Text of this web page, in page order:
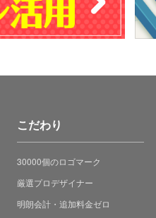
こだわり
30000個のロゴマーク
厳選プロデザイナー
明朗会計・追加料金ゼロ